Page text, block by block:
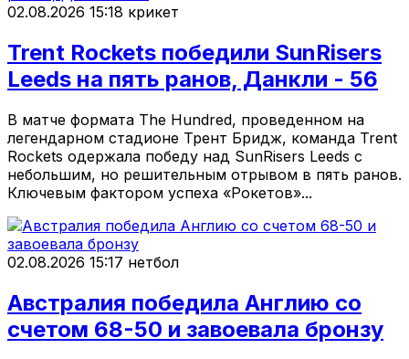
02.08.2026 15:18 крикет
Trent Rockets победили SunRisers
Leeds на пять ранов, Данкли - 56
В матче формата The Hundred, проведенном на
легендарном стадионе Трент Бридж, команда Trent
Rockets одержала победу над SunRisers Leeds с
небольшим, но решительным отрывом в пять ранов.
Ключевым фактором успеха «Рокетов»...
02.08.2026 15:17 нетбол
Австралия победила Англию со
счетом 68-50 и завоевала бронзу